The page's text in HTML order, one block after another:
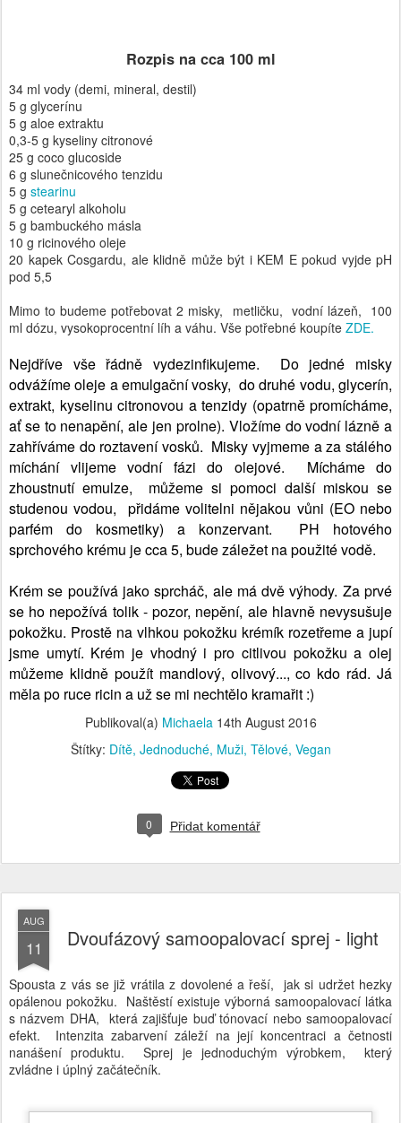
0,3-5 g kyseliny citronové
6 g slunečnicového tenzidu
5 g stearinu
5 g cetearyl alkoholu
5 g bambuckého másla
10 g ricinového oleje
20 kapek Cosgardu, ale klidně může být i KEM E pokud vyjde pH
pod 5,5
Mimo to budeme potřebovat 2 misky, metličku, vodní lázeň, 100
ml dózu, vysokoprocentní líh a váhu. Vše potřebné koupíte
Nejdříve vše řádně vydezinfikujeme. Do jedné misky
odvážíme oleje a emulgační vosky, do druhé vodu, glycerín,
extrakt, kyselinu citronovou a tenzidy (opatrně promícháme,
zahříváme do roztavení vosků. Misky vyjmeme a za stálého
míchání vlijeme vodní fázi do olejové. Mícháme do
zhoustnutí emulze, můžeme si pomoci další miskou se
studenou vodou, přidáme volitelni nějakou vůni (EO nebo
parfém do kosmetiky) a konzervant. PH hotového
sprchového krému je cca 5, bude záležet na použité vodě.
Krém se používá jako sprcháč, ale má dvě výhody. Za prvé
se ho nepožívá tolik - pozor, nepění, ale hlavně nevysušuje
pokožku. Prostě na vlhkou pokožku krémík rozetřeme a jupí
můžeme klidně použít mandlový, olivový..., co kdo rád. Já
měla po ruce ricin a už se mi nechtělo kramařit :)
Publikoval(a)Michaela 14th August 2016
Štítky: Dítě Jednoduché Muži Tělové Vegan
Přidat komentář
11 Dvoufázový samoopalovací sprej - light
opálenou pokožku. Naštěstí existuje výborná samoopalovací látka
s názvem DHA, která zajišťuje buď tónovací nebo samoopalovací
efekt. Intenzita zabarvení záleží na její koncentraci a četnosti
nanášení produktu. Sprej je jednoduchým výrobkem, který
zvládne i úplný začátečník.